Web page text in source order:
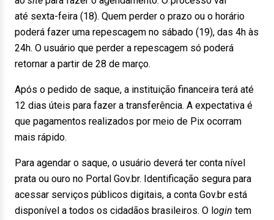
até sexta-feira (18). Quem perder o prazo ou o horário
poderá fazer uma repescagem no sábado (19), das 4h às
24h. O usuário que perder a repescagem só poderá
retornar a partir de 28 de março.
Após o pedido de saque, a instituição financeira terá até
12 dias úteis para fazer a transferência. A expectativa é
que pagamentos realizados por meio de Pix ocorram
mais rápido.
Para agendar o saque, o usuário deverá ter conta nível
prata ou ouro no Portal Gov.br. Identificação segura para
acessar serviços públicos digitais, a conta Gov.br está
disponível a todos os cidadãos brasileiros. O login tem